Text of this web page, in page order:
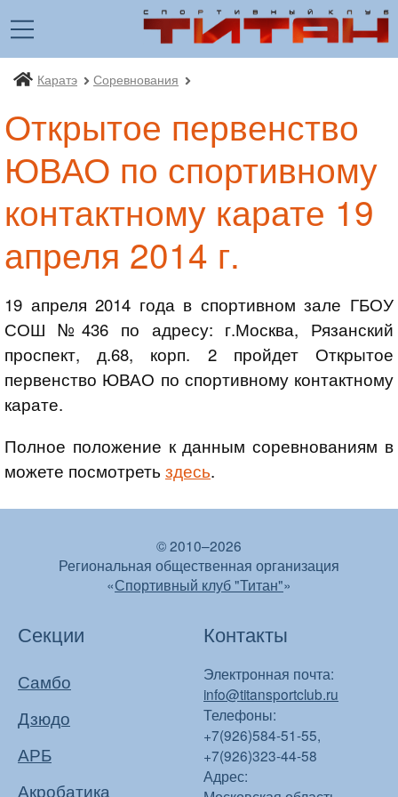
Спортивный клуб «Титан»
Каратэ Соревнования
Открытое первенство
ЮВАО по спортивному
контактному карате 19
апреля 2014 г.
19 апреля 2014 года в спортивном зале ГБОУ
СОШ №436 по адресу: г.Москва, Рязанский
проспект, д.68, корп. 2 пройдет Открытое
первенство ЮВАО по спортивному контактному
карате.
Полное положение к данным соревнованиям в
можете посмотреть здесь.
© 2010–2026
Региональная общественная организация
«Спортивный клуб "Титан"»
Контакты
Электронная почта:
info@titansportclub.ru
Телефоны:
+7(926)584-51-55,
+7(926)323-44-58
Адрес:
Секции
Самбо
Дзюдо
АРБ
Акробатика